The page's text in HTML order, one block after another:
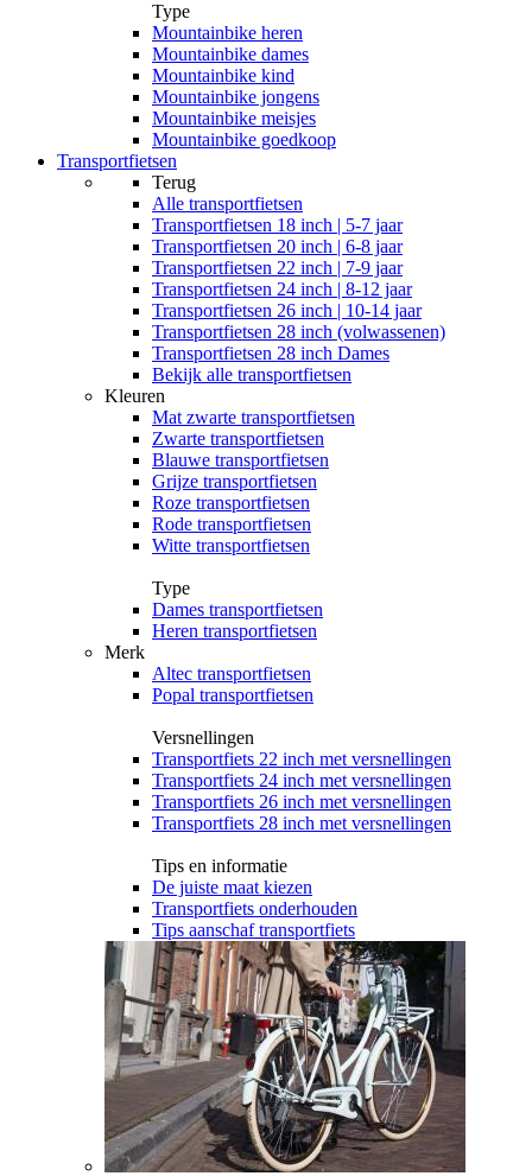
Type
Mountainbike heren
Mountainbike dames
Mountainbike kind
Mountainbike jongens
Mountainbike meisjes
Mountainbike goedkoop
Transportfietsen
Terug
Alle transportfietsen
Transportfietsen 18 inch | 5-7 jaar
Transportfietsen 20 inch | 6-8 jaar
Transportfietsen 22 inch | 7-9 jaar
Transportfietsen 24 inch | 8-12 jaar
Transportfietsen 26 inch | 10-14 jaar
Transportfietsen 28 inch (volwassenen)
Transportfietsen 28 inch Dames
Bekijk alle transportfietsen
Kleuren
Mat zwarte transportfietsen
Zwarte transportfietsen
Blauwe transportfietsen
Grijze transportfietsen
Roze transportfietsen
Rode transportfietsen
Witte transportfietsen
Type
Dames transportfietsen
Heren transportfietsen
Merk
Altec transportfietsen
Popal transportfietsen
Versnellingen
Transportfiets 22 inch met versnellingen
Transportfiets 24 inch met versnellingen
Transportfiets 26 inch met versnellingen
Transportfiets 28 inch met versnellingen
Tips en informatie
De juiste maat kiezen
Transportfiets onderhouden
Tips aanschaf transportfiets